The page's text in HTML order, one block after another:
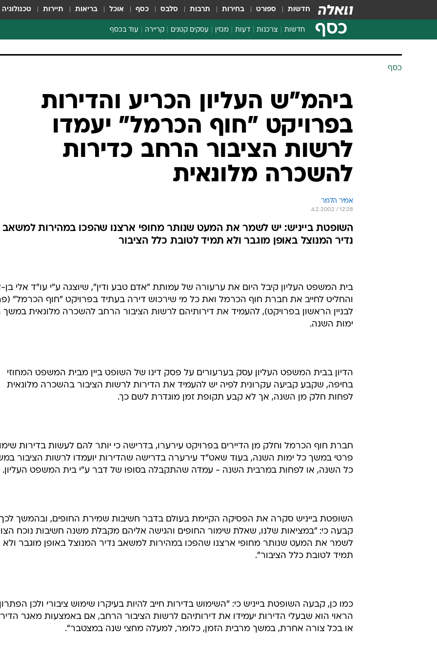
חדשות ספורט בחירות תרבות סלבס כסף אוכל בריאות תיירות טכנולוגיה
כסף חדשות צרכנות
צרכנות פיננסית
דעות מגזין עסקים קטנים קריירה עוד בכסף
ספורט ביזנס
כסף
ביהמ"ש העליון הכריע והדירות
בפרויקט "חוף הכרמל" יעמדו
לרשות הציבור הרחב כדירות
להשכרה מלונאית
אמיר הלמר
4.2.2002 / 12:28
השופטת בייניש: יש לשמר את המעט שנותר מחופי ארצנו שהפכו במהירות למשאב
נדיר המנוצל באופן מוגבר ולא תמיד לטובת כלל הציבור
בית המשפט העליון קיבל היום את ערעורה של עמותת "אדם טבע ודין", שיוצגה ע"י עו"ד אלי בן-
והחליט לחייב את חברת חוף הכרמל ואת כל מי שירכוש דירה בעתיד בפרויקט "חוף הכרמל"
לבניין הראשון בפרויקט), להעמיד את דירותיהם לרשות הציבור הרחב להשכרה מלונאית במשך
ימות השנה.
הדיון בבית המשפט העליון עסק בערעורים על פסק דינו של השופט ביין מבית המשפט המחוזי
בחיפה, שקבע קביעה עקרונית לפיה יש להעמיד את הדירות לרשות הציבור בהשכרה מלונאית
לפחות חלק מן השנה, אך לא קבע תקופת זמן מוגדרת לשם כך.
חברת חוף הכרמל וחלק מן הדיירים בפרויקט עירערו, בדרישה כי יותר להם לעשות בדירות
פרטי במשך כל ימות השנה, בעוד שאט"ד עירערה בדרישה שהדירות יועמדו לרשות הציבור
כל השנה, או לפחות במרבית השנה - עמדה שהתקבלה בסופו של דבר ע"י בית המשפט העליון.
השופטת בייניש סקרה את הפסיקה הקיימת בעולם בדבר חשיבות שמירת החופים, ובהמשך לכך
קבעה כי: "במציאות שלנו, שאלת שימור החופים והגישה אליהם מקבלת משנה חשיבות נוכח
לשמר את המעט שנותר מחופי ארצנו שהפכו במהירות למשאב נדיר המנוצל באופן מוגבר ולא
תמיד לטובת כלל הציבור".
כמו כן, קבעה השופטת בייניש כי: "השימוש בדירות חייב להיות בעיקרו שימוש ציבורי ולכן הפתרון
הראוי הוא שבעלי הדירות יעמידו את דירותיהם לרשות הציבור הרחב, אם באמצעות מאגר
או בכל צורה אחרת, במשך מרבית הזמן, כלומר, למעלה מחצי שנה במצטבר".